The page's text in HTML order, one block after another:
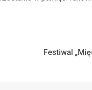
Festiwal